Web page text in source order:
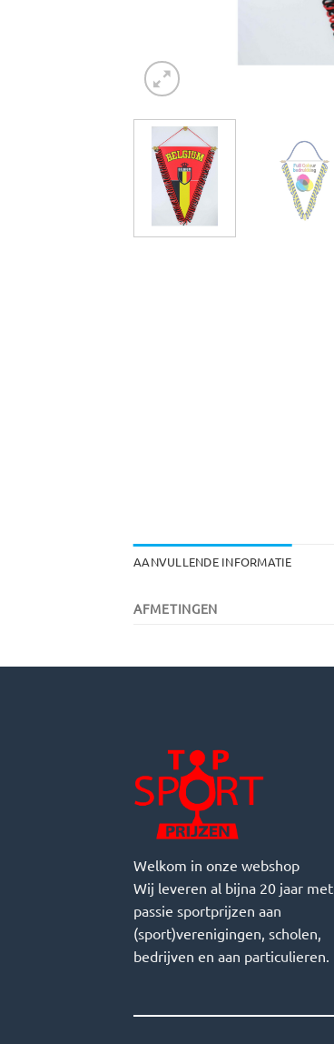
AANVULLENDE INFORMATIE
AFMETINGEN
Welkom in onze webshop
Wij leveren al bijna 20 jaar met
passie sportprijzen aan
(sport)verenigingen, scholen,
bedrijven en aan particulieren.